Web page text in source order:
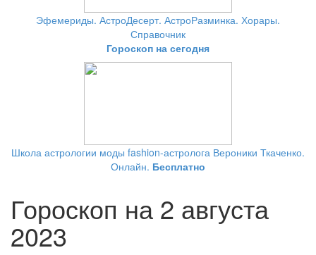
Эфемериды. АстроДесерт. АстроРазминка. Хорары.
Справочник
Гороскоп на сегодня
Школа астрологии моды fashion-астролога Вероники Ткаченко.
Онлайн. Бесплатно
Гороскоп на 2 августа
2023